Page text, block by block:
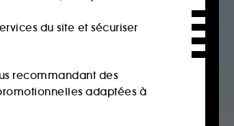
du site et sécuriser
recommandant des
adaptées à